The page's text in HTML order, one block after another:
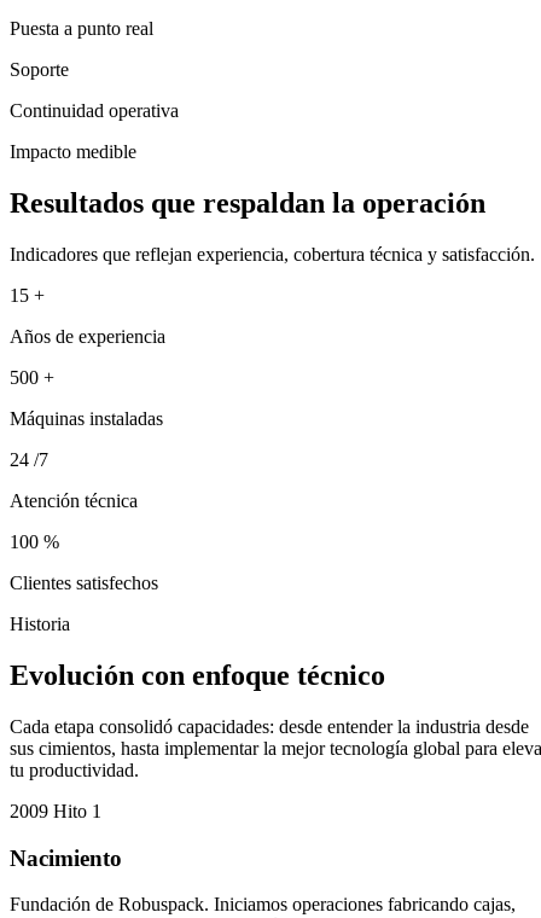
Puesta a punto real
Soporte
Continuidad operativa
Impacto medible
Resultados que respaldan la operación
Indicadores que reflejan experiencia, cobertura técnica y satisfacción.
15 +
Años de experiencia
500 +
Máquinas instaladas
24 /7
Atención técnica
100 %
Clientes satisfechos
Historia
Evolución con enfoque técnico
Cada etapa consolidó capacidades: desde entender la industria desde
sus cimientos, hasta implementar la mejor tecnología global para
tu productividad.
2009 Hito 1
Nacimiento
Fundación de Robuspack. Iniciamos operaciones fabricando cajas,